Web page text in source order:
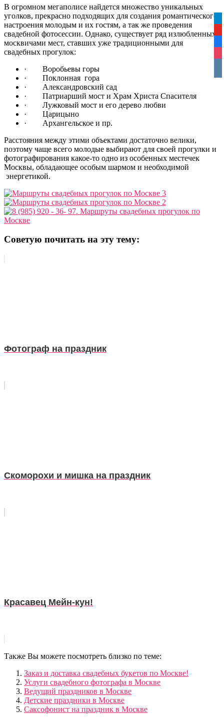
В огромном мегаполисе найдется множество уникальных
уголков, прекрасно подходящих для создания романтического
настроения молодым и их гостям, а так же проведения
свадебной фотосессии. Однако, существует ряд излюбленных
москвичами мест, ставших уже традиционными для
свадебных прогулок:
· Воробьевы горы
· Поклонная гора
· Александровский сад
· Патриарший мост и Храм Христа Спасителя
· Лужковый мост и его дерево любви
· Царицыно
· Архангельское и пр.
Расстояния между этими объектами достаточно велики,
поэтому чаще всего молодые выбирают для своей прогулки и
фотографирования какое-то одно из особенных местечек
Москвы, обладающее особым шармом и необходимой
энергетикой.
Советую почитать на эту тему:
Фотограф на праздник
Скоморохи и мишка на праздник
Красавец Мейн-кун!
Также Вы можете посмотреть близко по теме:
Заказ и доставка свадебных букетов по Москве!
Услуги свадебного фотографа в Москве
Ведущий праздников в Москве
Детские праздники в Москве
Саксофонист на праздник в Москве